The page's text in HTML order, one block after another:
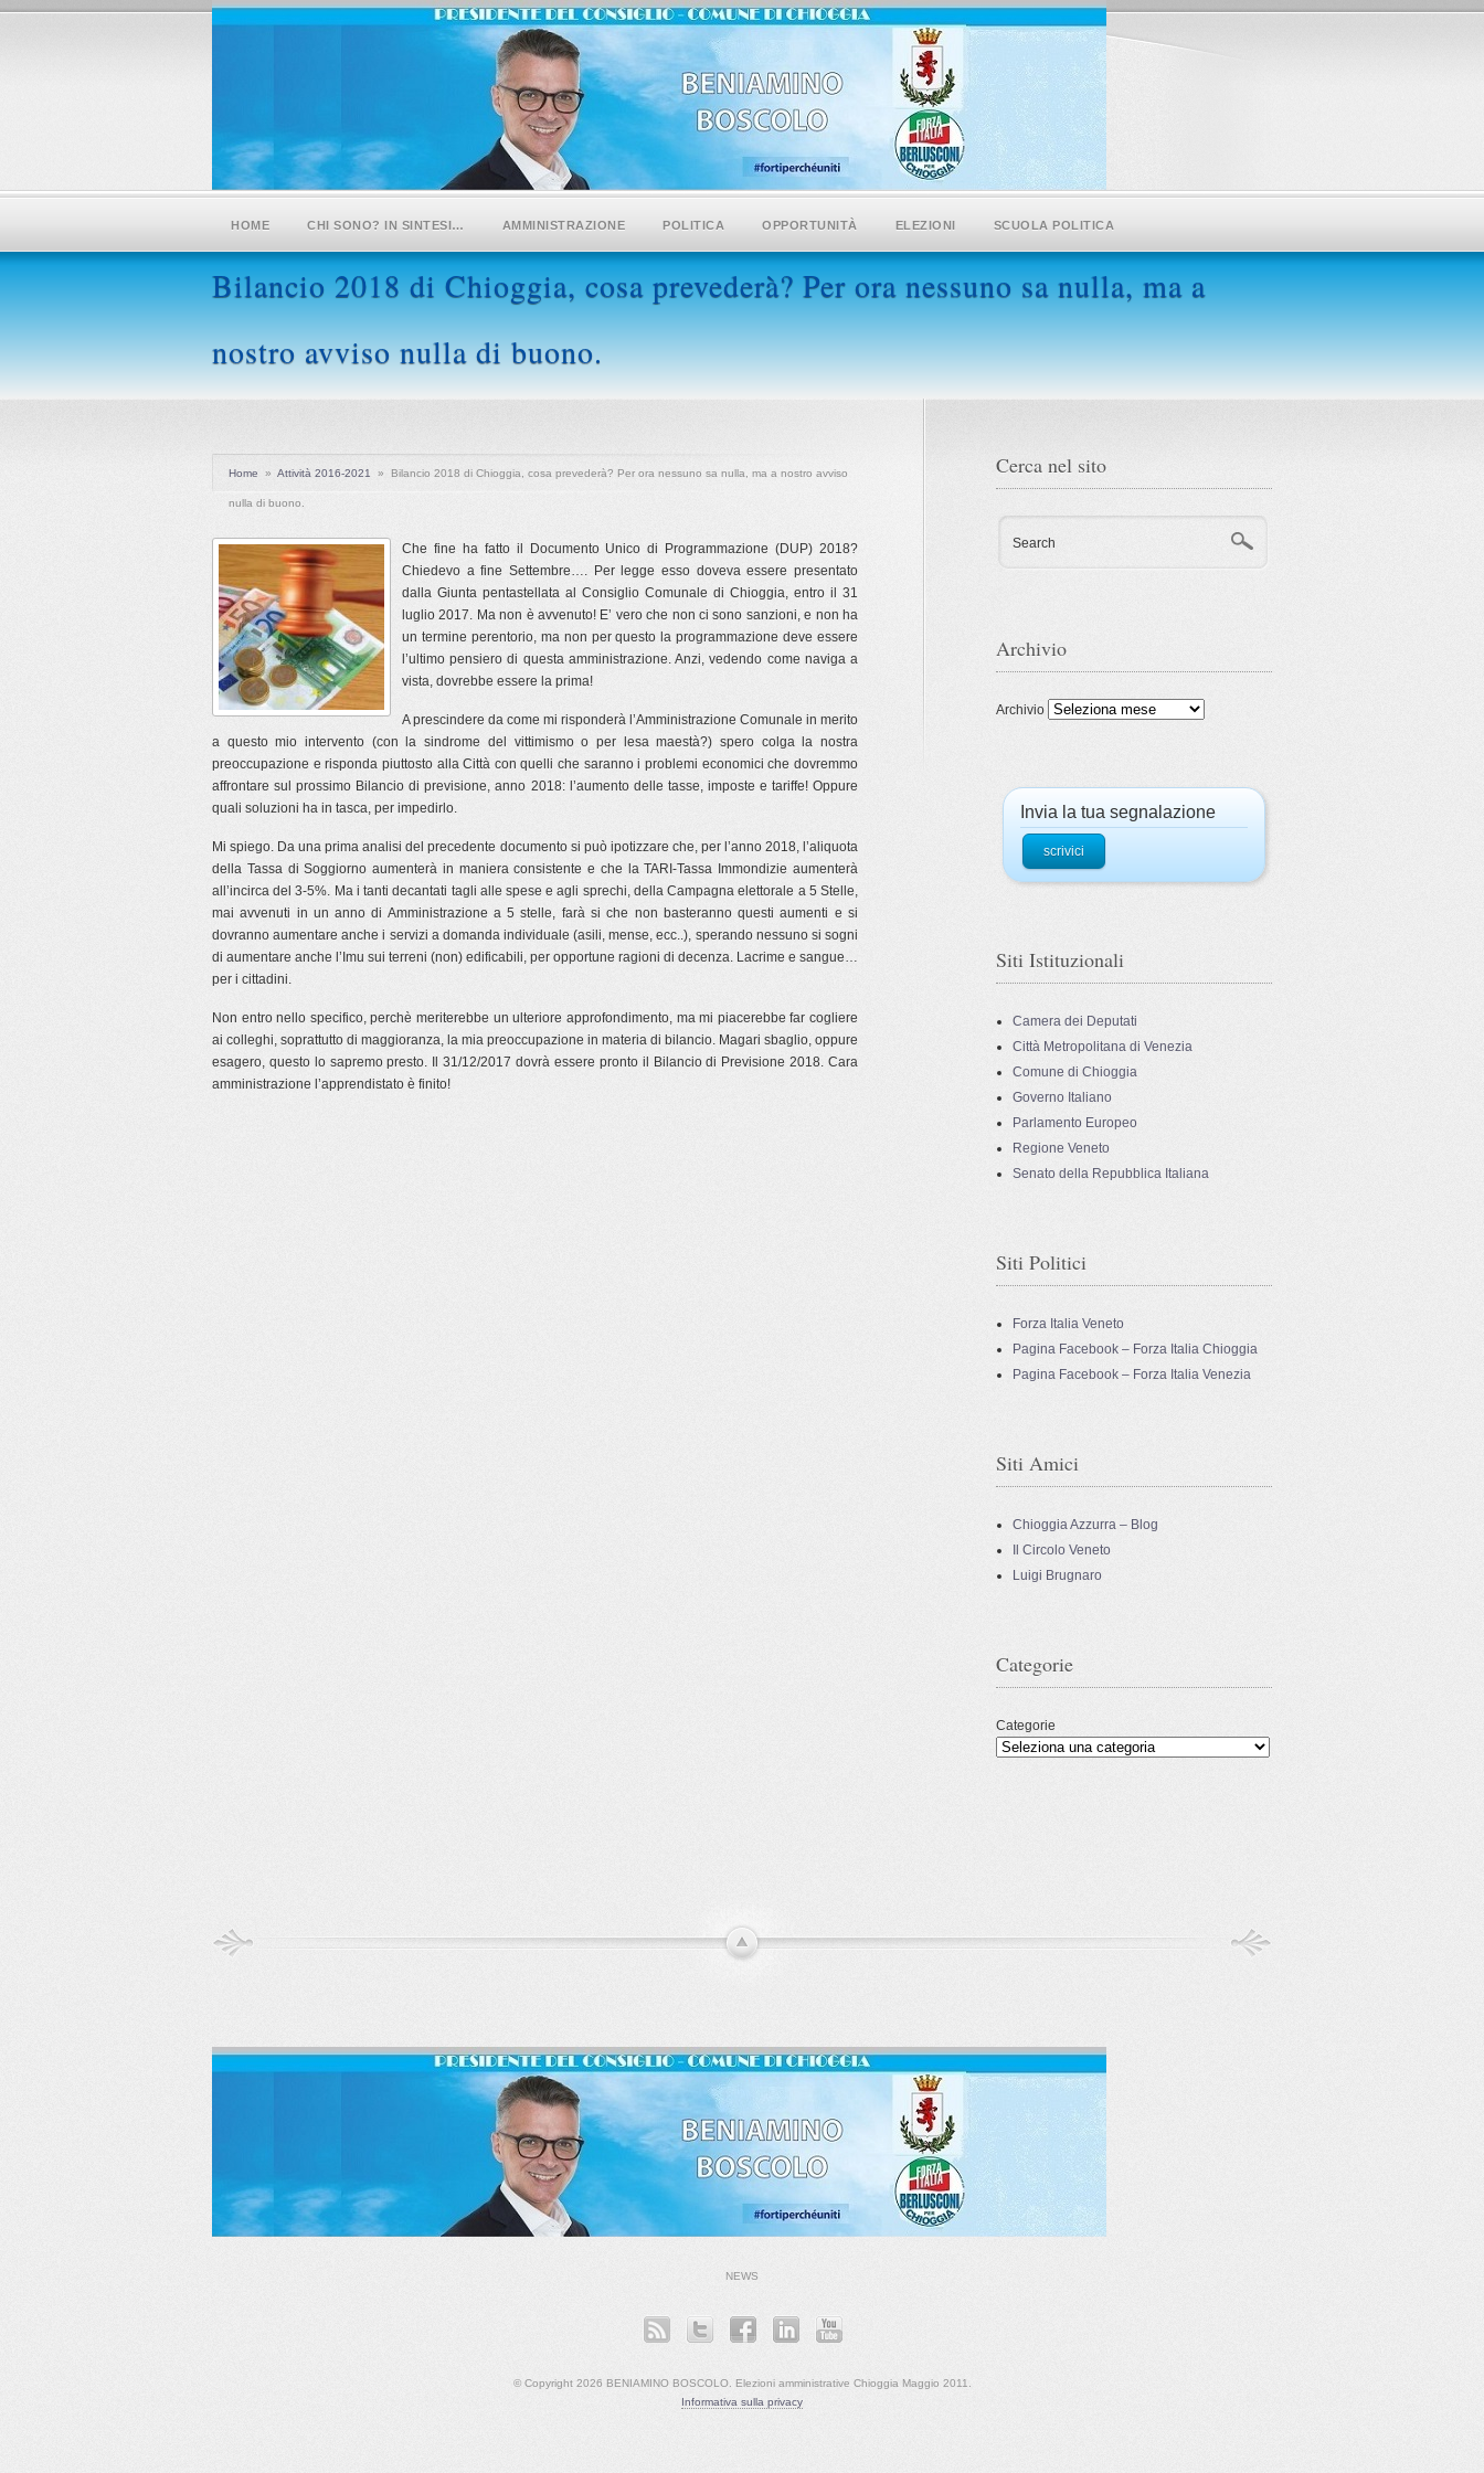
HOME CHI SONO? IN SINTESI… AMMINISTRAZIONE POLITICA OPPORTUNITÀ ELEZIONI SCUOLA POLITICA
Bilancio 2018 di Chioggia, cosa prevederà? Per ora nessuno sa nulla, ma a
nostro avviso nulla di buono.
Home » Attività 2016-2021 » Bilancio 2018 di Chioggia, cosa prevederà? Per ora nessuno sa nulla, ma a nostro avviso
nulla di buono.
Che fine ha fatto il Documento Unico di Programmazione (DUP) 2018?
Chiedevo a fine Settembre…. Per legge esso doveva essere presentato
dalla Giunta pentastellata al Consiglio Comunale di Chioggia, entro il 31
luglio 2017. Ma non è avvenuto! E’ vero che non ci sono sanzioni, e non ha
un termine perentorio, ma non per questo la programmazione deve essere
l’ultimo pensiero di questa amministrazione. Anzi, vedendo come naviga a
vista, dovrebbe essere la prima!
A prescindere da come mi risponderà l’Amministrazione Comunale in merito
a questo mio intervento (con la sindrome del vittimismo o per lesa maestà?) spero colga la nostra
preoccupazione e risponda piuttosto alla Città con quelli che saranno i problemi economici che dovremmo
affrontare sul prossimo Bilancio di previsione, anno 2018: l’aumento delle tasse, imposte e tariffe! Oppure
quali soluzioni ha in tasca, per impedirlo.
Mi spiego. Da una prima analisi del precedente documento si può ipotizzare che, per l’anno 2018, l’aliquota
della Tassa di Soggiorno aumenterà in maniera consistente e che la TARI-Tassa Immondizie aumenterà
all’incirca del 3-5%. Ma i tanti decantati tagli alle spese e agli sprechi, della Campagna elettorale a 5 Stelle,
mai avvenuti in un anno di Amministrazione a 5 stelle, farà si che non basteranno questi aumenti e si
dovranno aumentare anche i servizi a domanda individuale (asili, mense, ecc..), sperando nessuno si sogni
di aumentare anche l’Imu sui terreni (non) edificabili, per opportune ragioni di decenza. Lacrime e sangue…
per i cittadini.
Non entro nello specifico, perchè meriterebbe un ulteriore approfondimento, ma mi piacerebbe far cogliere
ai colleghi, soprattutto di maggioranza, la mia preoccupazione in materia di bilancio. Magari sbaglio, oppure
esagero, questo lo sapremo presto. Il 31/12/2017 dovrà essere pronto il Bilancio di Previsione 2018. Cara
amministrazione l’apprendistato è finito!
Cerca nel sito
Search
Archivio
Archivio
Invia la tua segnalazione
scrivici
Siti Istituzionali
Camera dei Deputati
Città Metropolitana di Venezia
Comune di Chioggia
Governo Italiano
Parlamento Europeo
Regione Veneto
Senato della Repubblica Italiana
Siti Politici
Forza Italia Veneto
Pagina Facebook – Forza Italia Chioggia
Pagina Facebook – Forza Italia Venezia
Siti Amici
Chioggia Azzurra – Blog
Il Circolo Veneto
Luigi Brugnaro
Categorie
Categorie
NEWS
© Copyright 2026 BENIAMINO BOSCOLO. Elezioni amministrative Chioggia Maggio 2011.
Informativa sulla privacy